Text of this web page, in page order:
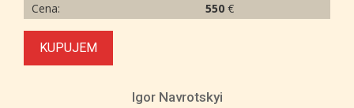
Cena:
550 €
KUPUJEM
Igor Navrotskyi